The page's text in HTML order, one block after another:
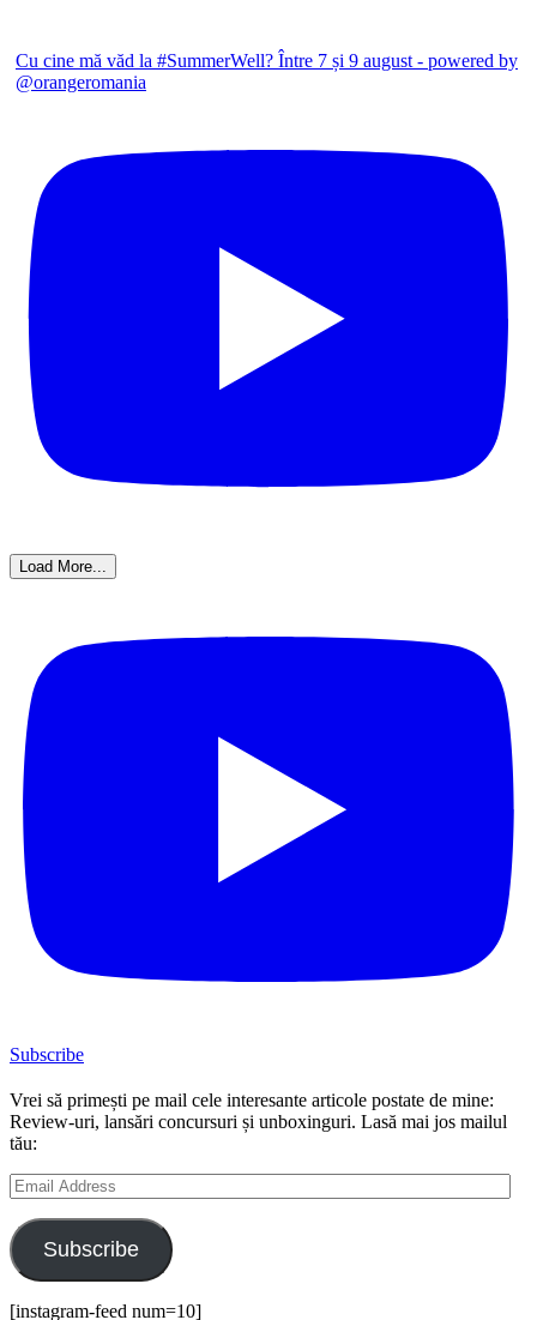
Cu cine mă văd la #SummerWell? Între 7 și 9 august - powered by
@orangeromania
Load More...
Subscribe
Vrei să primești pe mail cele interesante articole postate de mine:
Review-uri, lansări concursuri și unboxinguri. Lasă mai jos mailul
tău:
Email
Address
Subscribe
[instagram-feed num=10]